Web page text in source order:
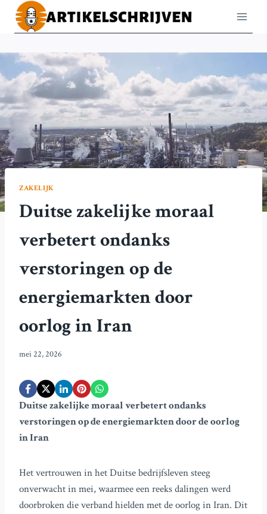
Doorgaan
naar
ZAKELIJK
Duitse zakelijke moraal
verbetert ondanks
verstoringen op de
energiemarkten door
oorlog in Iran
mei 22, 2026
Duitse zakelijke moraal verbetert ondanks
verstoringen op de energiemarkten door de oorlog
in Iran
Het vertrouwen in het Duitse bedrijfsleven steeg
onverwacht in mei, waarmee een reeks dalingen werd
doorbroken die verband hielden met de oorlog in Iran. Dit